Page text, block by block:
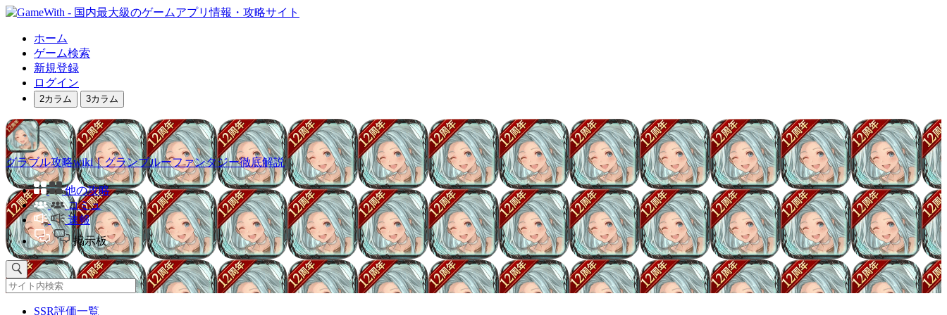
ホーム
ゲーム検索
新規登録
ログイン
2カラム 3カラム
グラブル攻略wiki｜グランブルーファンタジー徹底解説
他の攻略
コミュ
速報
掲示板
SSR評価一覧